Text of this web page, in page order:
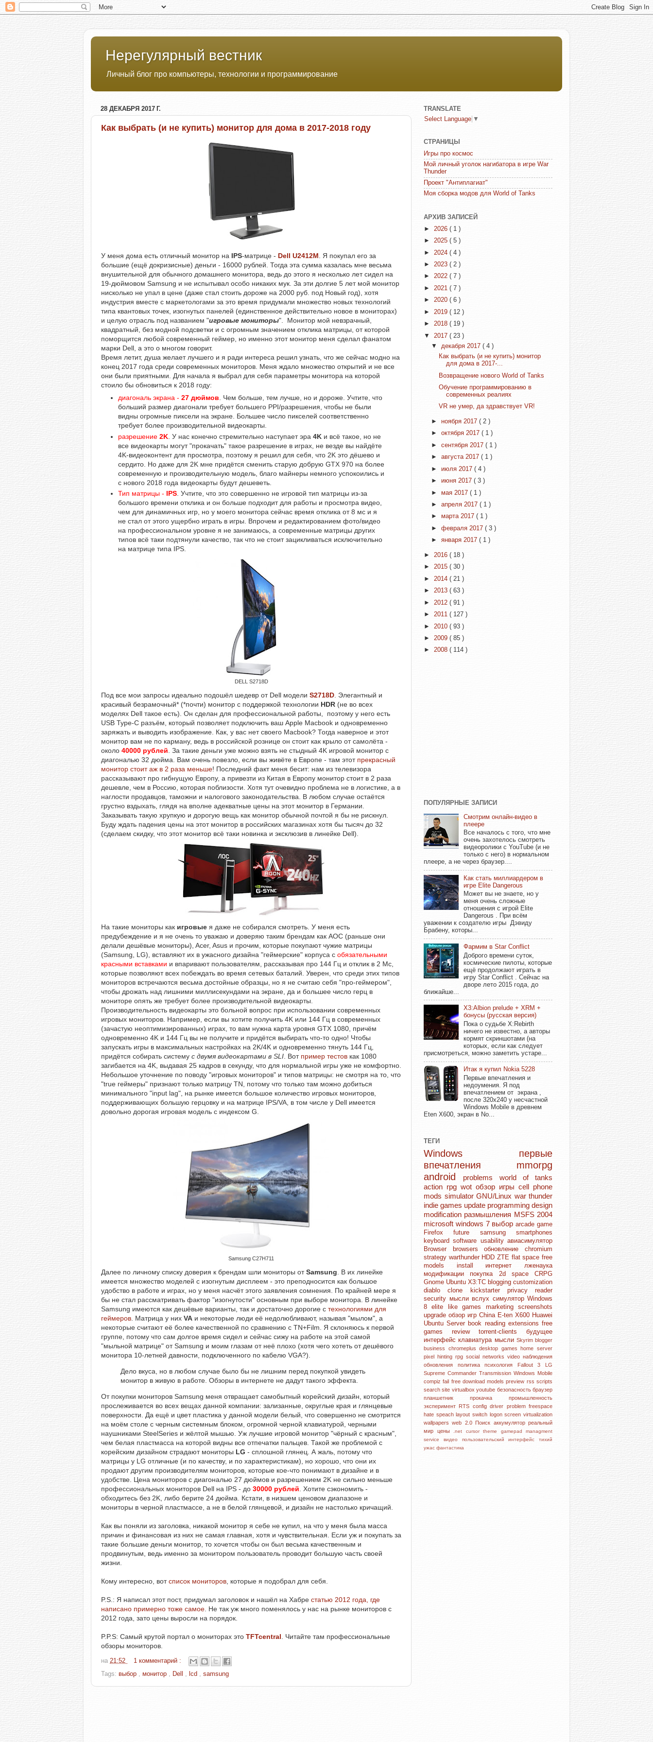
Нерегулярный вестник
Личный блог про компьютеры, технологии и программирование
28 ДЕКАБРЯ 2017 Г.
Как выбрать (и не купить) монитор для дома в 2017-2018 году
У меня дома есть отличный монитор на IPS-матрице - Dell U2412M . Я покупал его за
большие (ещё докризисные) деньги - 16000 рублей. Тогда эта сумма казалась мне весьма
внушительной для обычного домашнего монитора, ведь до этого я несколько лет сидел на
19-дюймовом Samsung и не испытывал особо никаких мук. За эти долгие 5 лет мой монитор
нисколько не упал в цене (даже стал стоить дороже на 2000 руб. под Новый год), хотя
индустрия вместе с маркетологами за это время придумали множество новых технологий
типа квантовых точек, изогнутых панелей (единственное действительно новое в мониторах)
и целую отрасль под названием "игровые мониторы". Монитор мой невзрачный,
квадратный, без модной подсветки и с огромным значением отклика матрицы, от которой
поморщится любой современный геймер, но именно этот монитор меня сделал фанатом
марки Dell, а это о многом говорит.
Время летит, душа желает лучшего и я ради интереса решил узнать, что же сейчас модно на
конец 2017 года среди современных мониторов. Меня ждало множество открытий и не все
они были приятными. Для начала я выбрал для себя параметры монитора на которой
стоило бы обновиться к 2018 году:
диагональ экрана - 27 дюймов . Чем больше, тем лучше, но и дороже. Учтите, что
больший размер диагонали требует большего PPI/разрешения, чтобы не были
видны огромные пиксели на экране. Большее число пикселей соответственно
требует более производительной видеокарты.
разрешение 2K. У нас конечно стремительно наступает эра 4K и всё такое, но не
все видеокарты могут "прокачать" такое разрешение в играх, не везде вы найдёте
4K-видеоконтент для просмотра, поэтому я решил для себя, что 2K это дёшево и
сердито. Но даже для 2K мне придётся сменить старую добрую GTX 970 на более
современную и производительную модель, благо майнеры немного успокоились и
с нового 2018 года видеокарты будут дешеветь.
Тип матрицы - IPS. Учтите, что это совершенно не игровой тип матрицы из-за
большого времени отклика и он больше подходит для работы и просмотра видео,
чем для динамичных игр, но у моего монитора сейчас время отклика от 8 мс и я
не стал от этого ущербно играть в игры. Впрочем и редактированием фото/видео
на профессиональном уровне я не занимаюсь, а современные матрицы других
типов всё таки подтянули качество, так что не стоит зацикливаться исключительно
на матрице типа IPS.
DELL S2718D
Под все мои запросы идеально подошёл шедевр от Dell модели S2718D . Элегантный и
красивый безрамочный* (*почти) монитор с поддержкой технологии HDR (не во всех
моделях Dell такое есть). Он сделан для профессиональной работы, поэтому у него есть
USB Type-C разъём, который позволяет подключить ваш Apple Macbook и одновременно
заряжать и выводить изображение. Как, у вас нет своего Macbook? Тогда наверное и этот
монитор вам не по карману, ведь в российской рознице он стоит как крыло от самолёта -
около 40000 рублей . За такие деньги уже можно взять не стыдный 4K игровой монитор с
диагональю 32 дюйма. Вам очень повезло, если вы живёте в Европе - там этот прекрасный
монитор стоит аж в 2 раза меньше! Последний факт меня бесит: нам из телевизора
рассказывают про гибнущую Европу, а привезти из Китая в Европу монитор стоит в 2 раза
дешевле, чем в Россию, которая поблизости. Хотя тут очевидно проблема не в логистике, а в
наглости продавцов, таможни и налогового законодательства. В любом случае остаётся
грустно вздыхать, глядя на вполне адекватные цены на этот монитор в Германии.
Заказывать такую хрупкую и дорогую вещь как монитор обычной почтой я бы не рискнул.
Буду ждать падения цены на этот монитор в российских магазинах хотя бы тысяч до 32
(сделаем скидку, что этот монитор всё таки новинка и эксклюзив в линейке Dell).
На такие мониторы как игровые я даже не собирался смотреть. У меня есть
предубеждение и я не очень то уважаю и доверяю таким брендам как AOC (раньше они
делали дешёвые мониторы), Acer, Asus и прочим, которые покупают чужие матрицы
(Samsung, LG), вставляют их в ужасного дизайна "геймерские" корпуса с обязательными
красными вставками и впаривают пользователям, рассказывая про 144 Гц и отклик в 2 Мс,
которые позволяют всех побеждать во время сетевых баталий. Уверен, что среди этих типов
мониторов встречаются весьма достойные образцы, но я не считаю себя "про-геймером",
чтобы дрожать над лишними миллисекундами на экране, да и большее число герц в
мониторе опять же требует более производительной видеокарты.
Производительность видеокарты это больной вопрос при использовании современных
игровых мониторов. Например, если вы хотите получить 4K или 144 Гц в современных
(зачастую неоптимизированных) играх, то вам нужна карта уровня GTX 1080, причём
одновременно 4K и 144 Гц вы не получите и придётся выбирать что-то одно! Чтобы
запускать игры в максимальных настройках на 2K/4K и одновременно тянуть 144 Гц,
придётся собирать систему с двумя видеокартами в SLI . Вот пример тестов как 1080
загибается на 4K, выдавая 25 кадров в секунду, что для нормальной игры уже не комфортно.
Небольшое уточнение по поводу "игровых мониторов" и типов матрицы: не смотря на то, что
"true геймеры" признают только матрицу TN, потому что только там можно добиться
минимального "input lag", на рынке имеется большое количество игровых мониторов,
поддерживающих большую герцовку и на матрице IPS/VA, в том числе у Dell имеется
довольно дорогая игровая модель с индексом G.
Samsung C27H711
Далее по личному списку доверия к брендам шли мониторы отSamsung . В их линейке
имеется множество моделей с изогнутым дисплеем - это преподносится как большое
удобство в работе и играх, но у меня насчёт этого заявления сомнения. По крайней мере я
бы не стал рассматривать фактор "изогнутости" основным при выборе монитора. В линейке
Samsung имеются как дешёвые варианты, так и достаточно дорогие с технологиями для
геймеров . Матрица у них VA и некоторые люди её недолюбливают, называя "мылом", а
некоторые считают её более качественной по сравнению c TN+Film. Я склоняюсь к первой
группе, потому что сам долгое время сидел и сейчас сижу на работе на этой самой
"мыльной матрице" от Samsung и моим глазам от неё плохо (хотя чего хотеть от дешёвого
монитора 10-летней давности, подключенного по кабелю VGA?).
Дело вкуса, но в любом случае было бы не лишним перед покупкой увидеть
монитор в живую в работе. Обзоры в интернете не дадут такого эффекта.
От покупки мониторов Samsung меня отвращает самобытный корейский дизайн, который
прослеживается во всех вещах данной компании: зализанные, округлые края и глянцевые
поверхности. Да ещё и цвет пластика у данной модели белый, что совершенно не смотрится
на моём столе с черным системным блоком, огромной черной клавиатурой, черными
наушниками SteelSeries и жёлтой мышью. Уж лучшие игровой монитор "чёрный с красным",
чем белая пластмасса на которой видны все отпечатки пальцев. Такой же проблемой с
корейским дизайном страдают мониторы LG - сплошной глянец. А жаль, потому что
матрицы у LG отличные (и по качеству, и по характеристикам), но хорошо, что они их
продают другим производителям мониторов, которые кое-что понимают в дизайне и в
удобстве. Цена мониторов с диагональю 27 дюймов и разрешением 2K не сильно меньше
профессиональных мониторов Dell на IPS - до 30000 рублей . Хотите сэкономить -
обходитесь без 2K, либо берите 24 дюйма. Кстати, в низшем ценовом диапазоне и
мониторы в черной пластмассе, а не в белой глянцевой, и дизайн не настолько кричащий.
Как вы поняли из заголовка, никакой монитор я себе не купил, на что у меня была масса
причин и финансовая из них не самая главная, хотя и чувствительная. Если уж и покупать за
такие большие деньги монитор, то хочется чтобы он был весьма качественным и
продвинутым, ведь именно за монитором пользователь проводит большую часть своей
жизни.
Кому интересно, вотсписок мониторов , которые я подобрал для себя.
P.S.: Я написал этот пост, придумал заголовок и нашёл на Хабре статью 2012 года, где
написано примерно тоже самое . Не так уж много поменялось у нас на рынке мониторов с
2012 года, зато цены выросли на порядок.
P.P.S: Самый крутой портал о мониторах это TFTcentral . Читайте там профессиональные
обзоры мониторов.
на 21:52
1 комментарий :
Tags: выбор , монитор , Dell , lcd , samsung
TRANSLATE
Select Language ▼
СТРАНИЦЫ
Игры про космос
Мой личный уголок нагибатора в игре War
Thunder
Проект "Антиплагиат"
Моя сборка модов для World of Tanks
АРХИВ ЗАПИСЕЙ
► 2026 ( 1 )
► 2025 ( 5 )
► 2024 ( 4 )
► 2023 ( 2 )
► 2022 ( 7 )
► 2021 ( 7 )
► 2020 ( 6 )
► 2019 ( 12 )
► 2018 ( 19 )
▼ 2017 ( 23 )
▼декабря 2017( 4 )
Как выбрать (и не купить) монитор
для дома в 2017-...
Возвращение нового World of Tanks
Обучение программированию в
современных реалиях
VR не умер, да здравствует VR!
►ноября 2017( 2 )
►октября 2017( 1 )
►сентября 2017( 1 )
►августа 2017( 1 )
► июля 2017( 4 )
► июня 2017( 3 )
►мая 2017( 1 )
►апреля 2017( 1 )
►марта 2017( 1 )
►февраля 2017( 3 )
►января 2017( 1 )
► 2016 ( 18 )
► 2015 ( 30 )
► 2014 ( 21 )
► 2013 ( 63 )
► 2012 ( 91 )
► 2011 ( 127 )
► 2010 ( 93 )
► 2009 ( 85 )
► 2008 ( 114 )
ПОПУЛЯРНЫЕ ЗАПИСИ
Смотрим онлайн-видео в
плеере
Все началось с того, что мне
очень захотелось смотреть
видеоролики с YouTube (и не
только с него) в нормальном
плеере, а не через браузер....
Как стать миллиардером в
игре Elite Dangerous
Может вы не знаете, но у
меня очень сложные
отношения с игрой Elite
Dangerous . При всём
уважении к создателю игры Дэвиду
Брабену, которы...
Фармим в Star Conflict
Доброго времени суток,
космические пилоты, которые
ещё продолжают играть в
игру Star Conflict . Сейчас на
дворе лето 2015 года, до
ближайше...
X3:Albion prelude + XRM +
бонусы (русская версия)
Пока о судьбе X:Rebirth
ничего не известно, а авторы
кормят скриншотами (на
которых, если как следует
присмотреться, можно заметить устаре...
Итак я купил Nokia 5228
Первые впечатления и
недоумения. Я под
впечатлением от экрана ,
после 320х240 у несчастной
Windows Mobile в древнем
Eten X600, экран в No...
ТЕГИ
Windows первые
впечатления mmorpg
android
problems world of tanks
action rpg wot обзор игры cell phone
mods simulator GNU/Linux war thunder
indie games update programming design
modification размышления MSFS 2004
microsoft windows 7 выборarcade game
Firefoxfuture samsungsmartphones
keyboardsoftware usabilityавиасимулятор
Browser
browsersобновлениеchromium
strategy warthunder HDDZTE flat spacefree
models installинтернетлженаука
модификациипокупка 2d space CRPG
Gnome Ubuntu X3:TC blogging customization
diablo clone
kickstarter privacy reader
security мысли вслух симулятор Windows
8elite like games marketingscreenshots
upgrade обзор игр China E-ten X600 Huawei
Ubuntu Server book reading extensionsfree
games reviewtorrent-clientsбудущее
интерфейсклавиатура мысли Skyrim blogger
business chromeplusdesktop games home server
pixel hinting rpg social networks video наблюдения
обновления политикапсихология Fallout 3
LG
Supreme Commander Transmission Windows Mobile
compizfail free downloadmodelspreview rssscripts
searchsite virtualboxyoutube безопасностьбраузер
планшетник прокачка промышленность
эксперимент
RTS configdriver problemfreespace
hate speach layout switch logon screenvirtualization
wallpapersweb 2.0 Поиск аккумуляторреальный
мир цены .net cursor theme gamepad managment
service видео пользовательский интерфейс тихий
ужас фантастика